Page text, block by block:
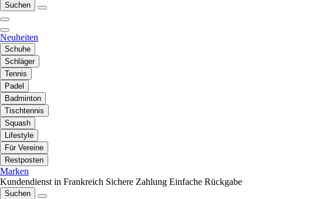
Suchen
Neuheiten
Schuhe
Schläger
Tennis
Padel
Badminton
Tischtennis
Squash
Lifestyle
Für Vereine
Restposten
Marken
Kundendienst in Frankreich Sichere Zahlung Einfache Rückgabe
Suchen